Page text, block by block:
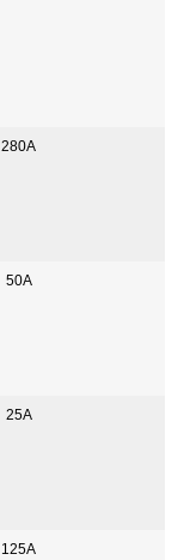
280A
50A
25A
125A